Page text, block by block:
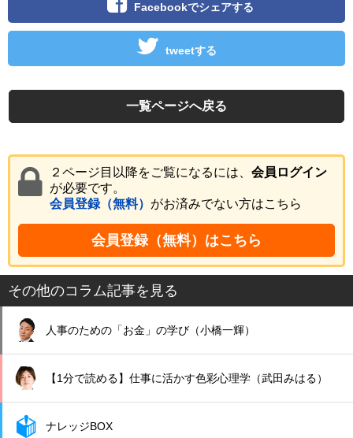
Facebookでシェアする
tweetする
一覧ページへ戻る
２ページ目以降をご覧になるには、 会員ログイン
が必要です。
会員登録（無料） がお済みでない方はこちら
会員登録（無料）はこちら
その他のコラム記事を見る
人事のための「お金」の学び（小橋一輝）
【1分で読める】仕事に活かす色彩心理学（武田みはる）
ナレッジBOX